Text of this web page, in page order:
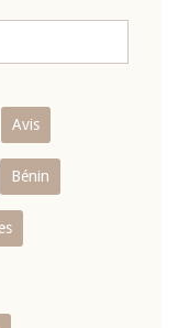
Avis
Bénin